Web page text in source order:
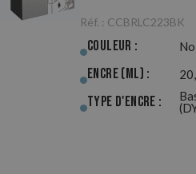
Noir
Réf. : CCBRLC223BK
Couleur :
Encre (ml) :
Type d'Encre :